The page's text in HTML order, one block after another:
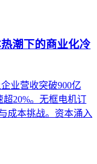
潮下的商业化冷
业营收突破900亿
20%。无框电机订
成本挑战。资本涌入